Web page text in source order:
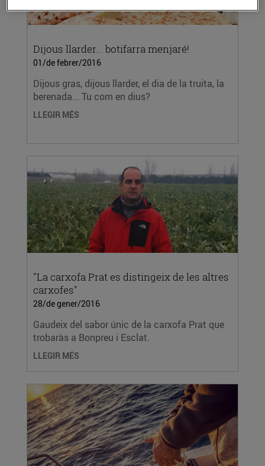
Dijous llarder... botifarra menjaré!
01/de febrer/2016
Dijous gras, dijous llarder, el dia de la truita, la
berenada... Tu com en dius?
LLEGIR MÉS
"La carxofa Prat es distingeix de les altres
carxofes"
28/de gener/2016
Gaudeix del sabor únic de la carxofa Prat que
trobaràs a Bonpreu i Esclat.
LLEGIR MÉS